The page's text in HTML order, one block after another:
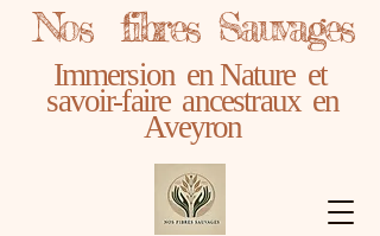
Nos fibres Sauvages
Immersion en Nature et
savoir-faire ancestraux en
Aveyron